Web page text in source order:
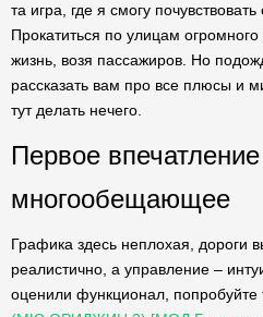
та игра, где я смогу
Прокатиться по улицам
жизнь, возя пассажиров. Но
рассказать вам про все плюсы и
тут делать нечего.
Первое
многообещающее
Графика здесь неплохая, дороги
реалистично, а управление –
оценили функционал, попробуйте